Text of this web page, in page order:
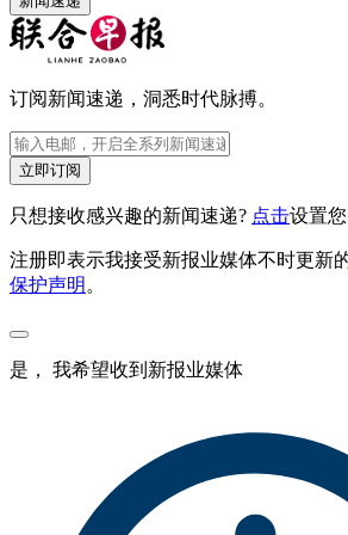
订阅新闻速递，洞悉时代脉搏。
立即订阅
只想接收感兴趣的新闻速递? 点击设置您
注册即表示我接受新报业媒体不时更新
保护声明 。
是， 我希望收到新报业媒体